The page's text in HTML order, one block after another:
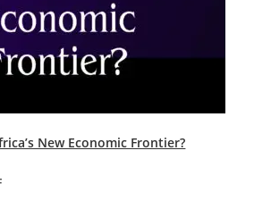
New Economic Frontier?